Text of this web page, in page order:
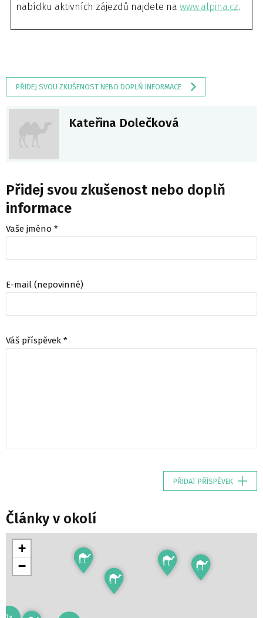
nabídku aktivních zájezdů najdete na www.alpina.cz.
PŘIDEJ SVOU ZKUŠENOST NEBO DOPLŇ INFORMACE
Kateřina Dolečková
Přidej svou zkušenost nebo doplň
informace
Vaše jméno *
E-mail (nepovinné)
Váš příspěvek *
PŘIDAT PŘÍSPĚVEK
Články v okolí
+
−